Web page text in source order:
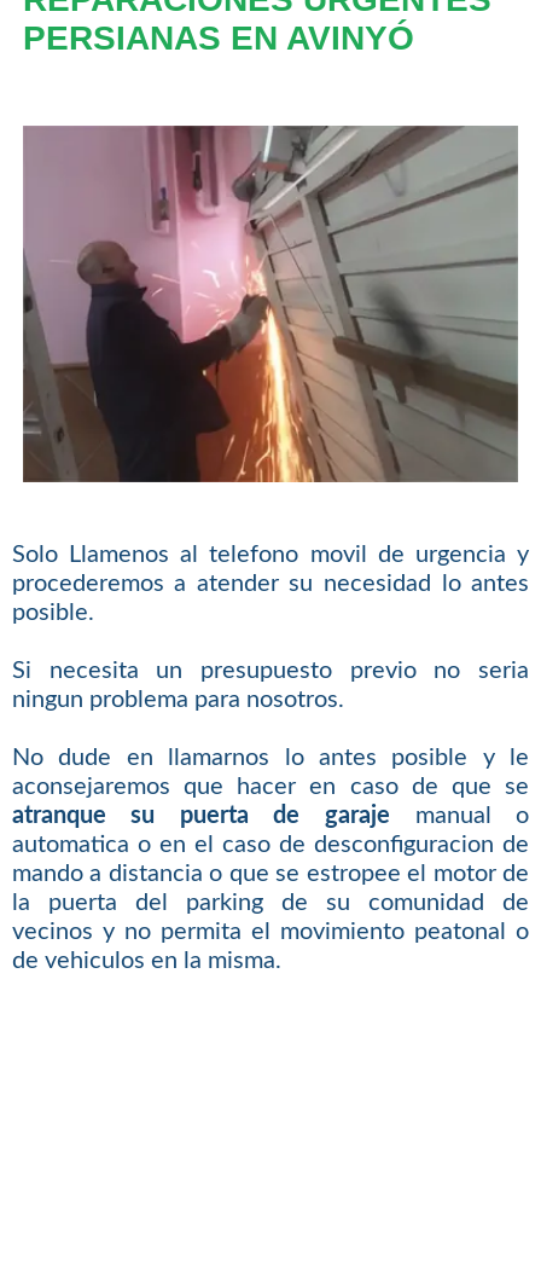
PERSIANAS EN AVINYÓ
Solo Llamenos al telefono movil de urgencia y
procederemos a atender su necesidad lo antes
posible.
Si necesita un presupuesto previo no seria
ningun problema para nosotros.
No dude en llamarnos lo antes posible y le
aconsejaremos que hacer en caso de que se
atranque su puerta de garaje manual o
automatica o en el caso de desconfiguracion de
mando a distancia o que se estropee el motor de
la puerta del parking de su comunidad de
vecinos y no permita el movimiento peatonal o
de vehiculos en la misma.